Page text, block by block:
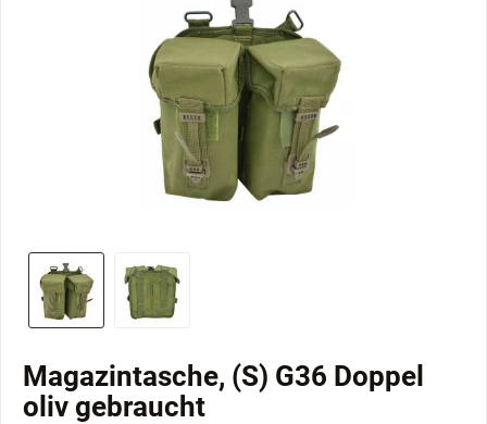
Magazintasche, (S) G36 Doppel
oliv gebraucht